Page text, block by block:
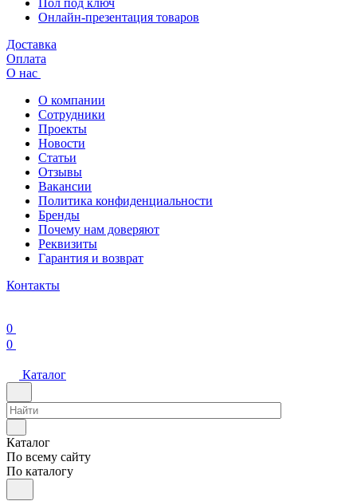
Пол под ключ
Онлайн-презентация товаров
Доставка
Оплата
О нас
О компании
Сотрудники
Проекты
Новости
Статьи
Отзывы
Вакансии
Политика конфиденциальности
Бренды
Почему нам доверяют
Реквизиты
Гарантия и возврат
Контакты
0
0
Каталог
Каталог
По всему сайту
По каталогу